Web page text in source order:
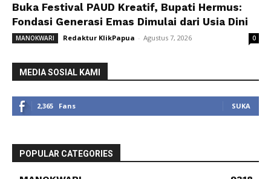
Buka Festival PAUD Kreatif, Bupati Hermus:
Fondasi Generasi Emas Dimulai dari Usia Dini
MANOKWARI Redaktur KlikPapua - Agustus 7, 2026 0
MEDIA SOSIAL KAMI
2,365 Fans SUKA
POPULAR CATEGORIES